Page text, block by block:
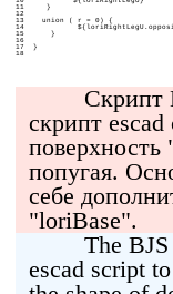
11
12
13
14
15
16
17
18
}
union ( r = 0) {
}
}
Скрипт
скрипт
попугая.
себе
"loriBase".
The
escad script